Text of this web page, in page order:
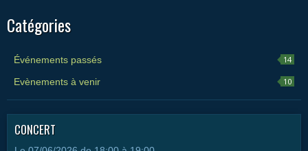
Catégories
Événements passés 14
Evènements à venir 10
CONCERT